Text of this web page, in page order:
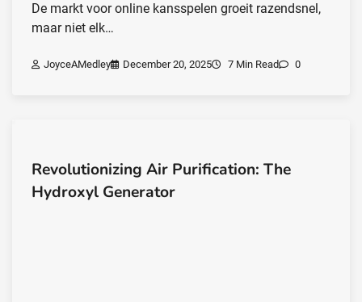
De markt voor online kansspelen groeit razendsnel,
maar niet elk…
JoyceAMedley December 20, 2025 7 Min Read 0
Revolutionizing Air Purification: The
Hydroxyl Generator